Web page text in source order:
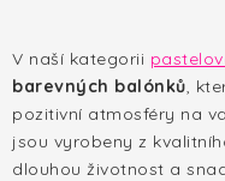
SVATBA
AKČNÍ CENY!
V naší kategorii
barevných balónků,
pozitivní atmosféry na
jsou vyrobeny z
dlouhou životnost a